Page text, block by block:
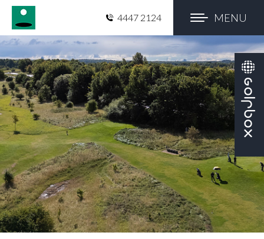
MENU
4447 2124